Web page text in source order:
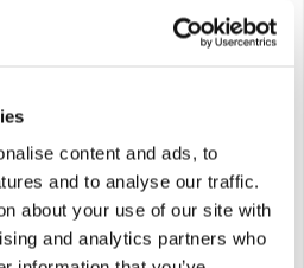
content and ads, to
and to analyse our traffic.
about your use of our site with
and analytics partners who
Magnesium ist der
und natürliche
fördert. Calcium
die Blutgerinnung. Calcium liegt
Magnesium intrazellulär vor. Für
muss der Körper über
umgekehrt gilt das Gleiche.
die Funktion der